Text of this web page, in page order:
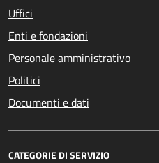
Uffici
Enti e fondazioni
Personale amministrativo
Politici
Documenti e dati
CATEGORIE DI SERVIZIO